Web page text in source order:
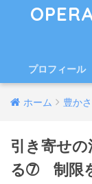
プロフィール
ホーム 豊か
引き寄せ
る➆ 制限